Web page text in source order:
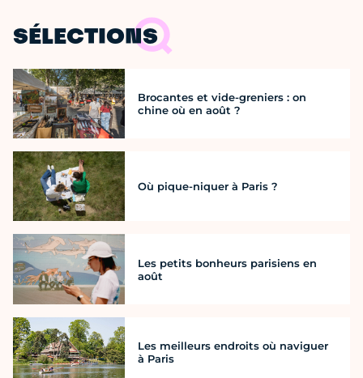
SÉLECTIONS
Brocantes et vide-greniers : on
chine où en août ?
Où pique-niquer à Paris ?
Les petits bonheurs parisiens en
août
Les meilleurs endroits où naviguer
à Paris